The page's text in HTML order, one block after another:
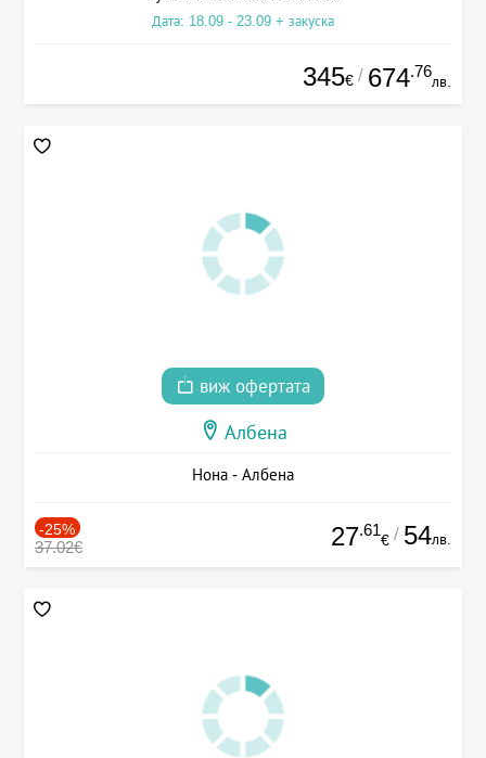
Дата: 18.09 - 23.09 + закуска
345€ / 674.76
лв.
виж офертата
Албена
Нона - Албена
-25%
37.02€ 27.61
€ / 54лв.